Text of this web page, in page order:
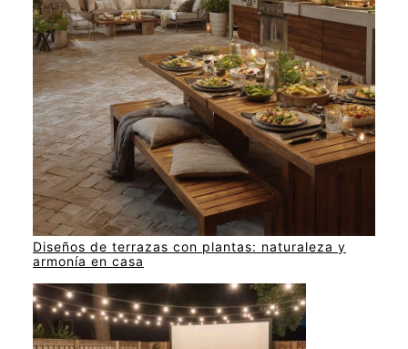
Diseños de terrazas con plantas: naturaleza y
armonía en casa